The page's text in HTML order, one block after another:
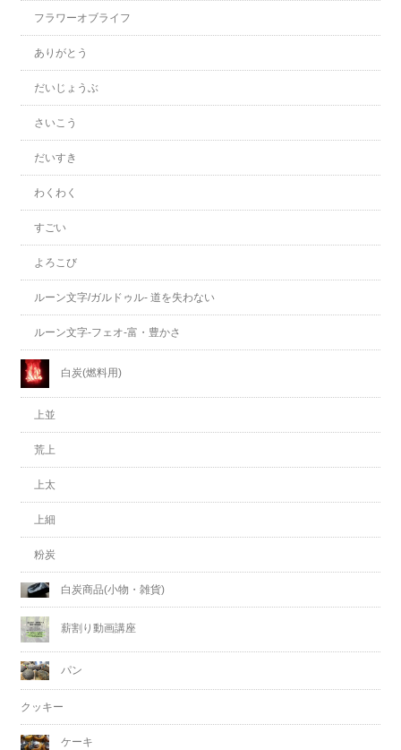
フラワーオブライフ
ありがとう
だいじょうぶ
さいこう
だいすき
わくわく
すごい
よろこび
ルーン文字/ガルドゥル- 道を失わない
ルーン文字-フェオ-富・豊かさ
白炭(燃料用)
上並
荒上
上太
上細
粉炭
白炭商品(小物・雑貨)
薪割り動画講座
パン
クッキー
ケーキ